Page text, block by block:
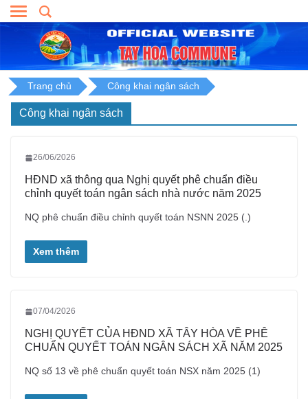
Skip
to
Trang chủ Công khai ngân sách
Công khai ngân sách
26/06/2026
HĐND xã thông qua Nghị quyết phê chuẩn điều
chỉnh quyết toán ngân sách nhà nước năm 2025
NQ phê chuẩn điều chỉnh quyết toán NSNN 2025 (.)
Xem thêm
07/04/2026
NGHỊ QUYẾT CỦA HĐND XÃ TÂY HÒA VỀ PHÊ
CHUẨN QUYẾT TOÁN NGÂN SÁCH XÃ NĂM 2025
NQ số 13 về phê chuẩn quyết toán NSX năm 2025 (1)